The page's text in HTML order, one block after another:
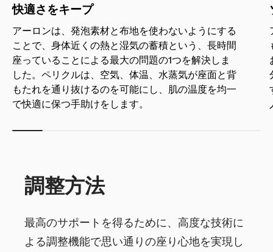
快適さをキープ
アーロンは、発泡素材と布地を使わないようにする
ことで、身体近くの熱と湿気の蓄積という、長時間
座っていることによる最大の問題の1つを解決しま
した。ペリクルは、空気、体温、水蒸気が座面と背
もたれを通り抜けるのを可能にし、肌の温度を均一
で快適に保つ手助けをします。
調整方法
最高のサポートを得るために、高度な技術に
よる調整機能で思い通りの座り心地を実現し